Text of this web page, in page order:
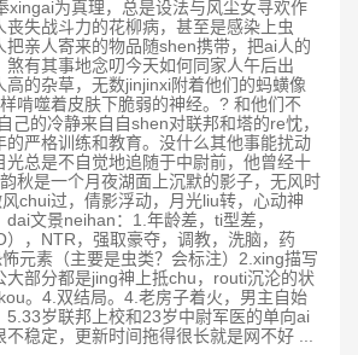
xingai为真理，总是设法与风尘女寻欢作
丧失战斗力的花柳病，甚至是感染上虫
把亲人寄来的物品随shen携带，把ai人的
煞有其事地念叨今天如何同家人午后出
高的杂草，无数jinjinxi附着他们的蚂蟥像
啃噬着皮肤下脆弱的神经。? 和他们不
己的冷静来自自shen对联邦和塔的re忱，
的严格训练和教育。没什么其他事能扰动
光总是不自觉地追随于中尉前，他曾经十
秋是一个月夜湖面上沉默的影子，无风时
chui过，倩影浮动，月光liu转，心动神
文景neihan：1.年龄差，ti型差，
），NTR，强取豪夺，调教，洗脑，药
元素（主要是虫类？会标注）2.xing描写
大部分都是jing神上抵chu，routi沉沦的状
。4.双结局。4.老房子着火，男主自始
5.33岁联邦上校和23岁中尉军医的单向ai
稳定，更新时间拖得很长就是网不好 ...